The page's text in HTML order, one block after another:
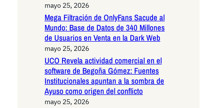
mayo 25, 2026
Mega Filtración de OnlyFans Sacude al
Mundo: Base de Datos de 340 Millones
de Usuarios en Venta en la Dark Web
mayo 25, 2026
UCO Revela actividad comercial en el
software de Begoña Gómez: Fuentes
Institucionales apuntan a la sombra de
Ayuso como origen del conflicto
mayo 25, 2026